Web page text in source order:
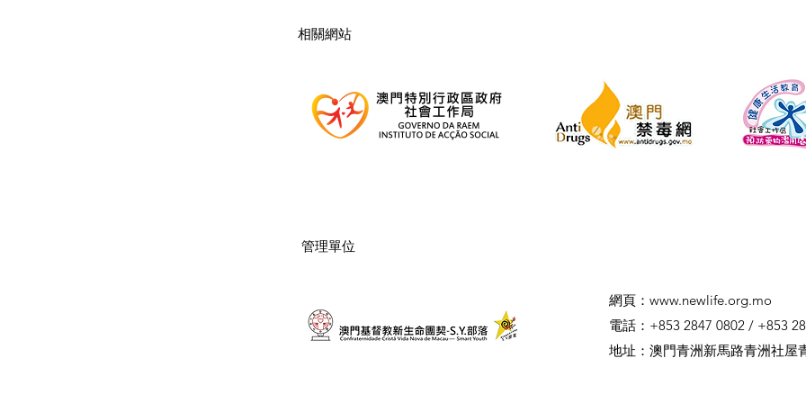
​相關網站
管理單位
​網頁： www.newlife.org.mo
電話：+853 2847 0802 / +853
地址：澳門青洲新馬路青洲社屋